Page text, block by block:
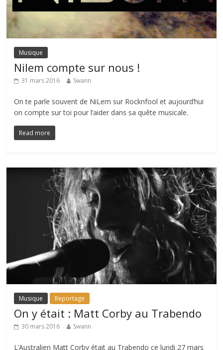
Musique
Nilem compte sur nous !
31 mars 2016 Swann
On te parle souvent de NiLem sur Rocknfool et aujourd’hui
on compte sur toi pour l’aider dans sa quête musicale.
Read more
Musique Reportage
On y était : Matt Corby au Trabendo
30 mars 2016 Swann
L’Australien Matt Corby était au Trabendo ce lundi 27 mars